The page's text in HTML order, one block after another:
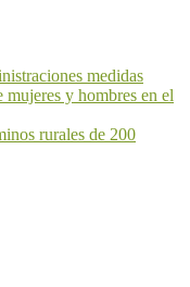
medidas
mujeres y hombres en el
rurales de 200